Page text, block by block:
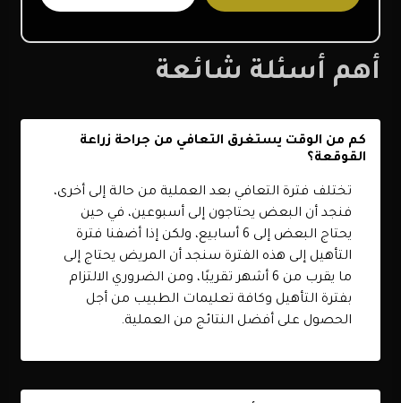
أهم أسئلة شائعة
كم من الوقت يستغرق التعافي من جراحة زراعة
القوقعة؟
تختلف فترة التعافي بعد العملية من حالة إلى أخرى،
فنجد أن البعض يحتاجون إلى أسبوعين، في حين
يحتاج البعض إلى 6 أسابيع، ولكن إذا أضفنا فترة
التأهيل إلى هذه الفترة سنجد أن المريض يحتاج إلى
ما يقرب من 6 أشهر تقريبًا، ومن الضروري الالتزام
بفترة التأهيل وكافة تعليمات الطبيب من أجل
الحصول على أفضل النتائج من العملية.